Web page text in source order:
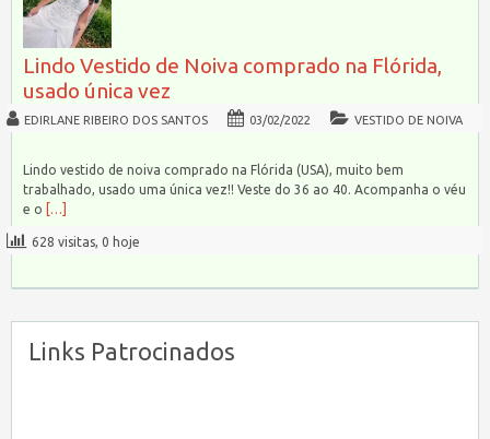
Lindo Vestido de Noiva comprado na Flórida,
usado única vez
EDIRLANE RIBEIRO DOS SANTOS 03/02/2022 VESTIDO DE NOIVA
Lindo vestido de noiva comprado na Flórida (USA), muito bem
trabalhado, usado uma única vez!! Veste do 36 ao 40. Acompanha o véu
e o […]
628 visitas, 0 hoje
Links Patrocinados